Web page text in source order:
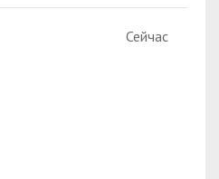
Сейчас